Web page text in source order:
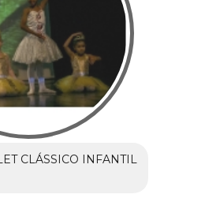
CLÁSSICO INFANTIL